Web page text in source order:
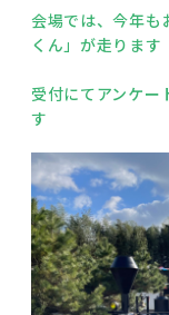
会場では、今年も
くん」が走ります
受付にてアンケー
す